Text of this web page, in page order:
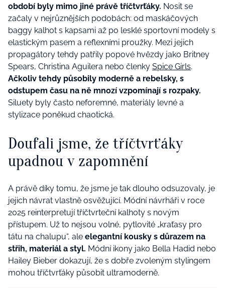
období byly mimo jiné právě tříčtvrťáky. Nosit se
začaly v nejrůznějších podobách: od maskáčových
baggy kalhot s kapsami až po lesklé sportovní modely s
elastickým pasem a reflexními proužky. Mezi jejich
propagátory tehdy patřily popové hvězdy jako Britney
Spears, Christina Aguilera nebo členky Spice Girls.
Ačkoliv tehdy působily moderně a rebelsky, s
odstupem času na ně mnozí vzpomínají s rozpaky.
Siluety byly často neforemné, materiály levné a
stylizace poněkud chaotická.
Doufali jsme, že tříčtvrťáky
upadnou v zapomnění
A právě díky tomu, že jsme je tak dlouho odsuzovaly, je
jejich návrat vlastně osvěžující. Módní návrháři v roce
2025 reinterpretují tříčtvrteční kalhoty s novým
přístupem. Už to nejsou volné, pytlovité „kraťasy pro
tátu na chalupu“, ale elegantní kousky s důrazem na
střih, materiál a styl. Módní ikony jako Bella Hadid nebo
Hailey Bieber dokazují, že s dobře zvoleným stylingem
mohou tříčtvrťáky působit ultramoderně.